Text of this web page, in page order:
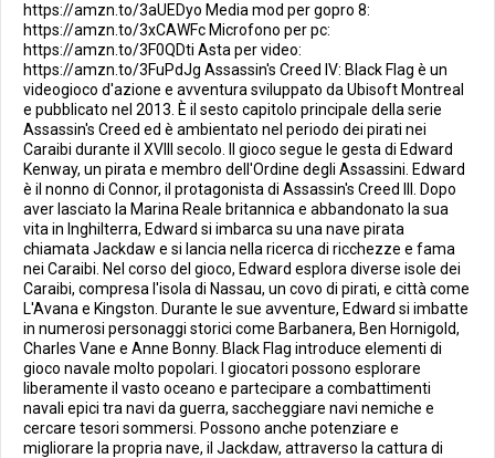
https://amzn.to/3aUEDyo Media mod per gopro 8:
https://amzn.to/3xCAWFc Microfono per pc:
https://amzn.to/3F0QDti Asta per video:
https://amzn.to/3FuPdJg Assassin's Creed IV: Black Flag è un
videogioco d'azione e avventura sviluppato da Ubisoft Montreal
e pubblicato nel 2013. È il sesto capitolo principale della serie
Assassin's Creed ed è ambientato nel periodo dei pirati nei
Caraibi durante il XVIII secolo. Il gioco segue le gesta di Edward
Kenway, un pirata e membro dell'Ordine degli Assassini. Edward
è il nonno di Connor, il protagonista di Assassin's Creed III. Dopo
aver lasciato la Marina Reale britannica e abbandonato la sua
vita in Inghilterra, Edward si imbarca su una nave pirata
chiamata Jackdaw e si lancia nella ricerca di ricchezze e fama
nei Caraibi. Nel corso del gioco, Edward esplora diverse isole dei
Caraibi, compresa l'isola di Nassau, un covo di pirati, e città come
L'Avana e Kingston. Durante le sue avventure, Edward si imbatte
in numerosi personaggi storici come Barbanera, Ben Hornigold,
Charles Vane e Anne Bonny. Black Flag introduce elementi di
gioco navale molto popolari. I giocatori possono esplorare
liberamente il vasto oceano e partecipare a combattimenti
navali epici tra navi da guerra, saccheggiare navi nemiche e
cercare tesori sommersi. Possono anche potenziare e
migliorare la propria nave, il Jackdaw, attraverso la cattura di